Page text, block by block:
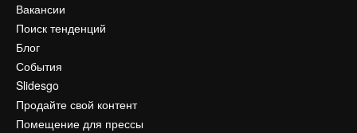
Вакансии
Поиск тенденций
Блог
События
Slidesgo
Продайте свой контент
Помещение для прессы